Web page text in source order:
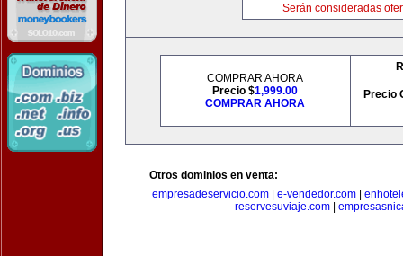
Serán consideradas
COMPRAR AHORA
Precio $1,999.00
COMPRAR AHORA
Precio
Otros dominios en venta:
empresadeservicio.com| e-vendedor.com|
reservesuviaje.com